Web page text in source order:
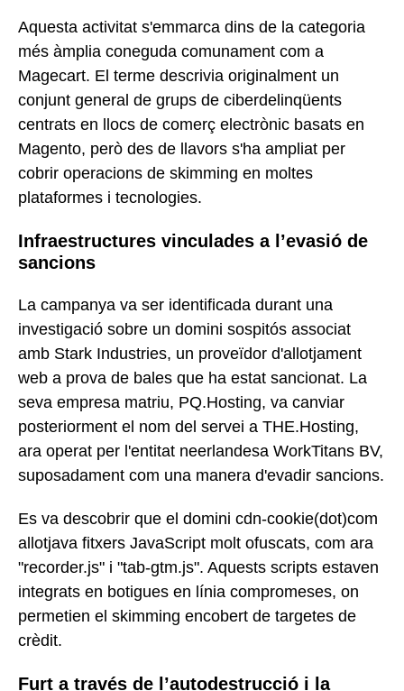
Aquesta activitat s'emmarca dins de la categoria
més àmplia coneguda comunament com a
Magecart. El terme descrivia originalment un
conjunt general de grups de ciberdelinqüents
centrats en llocs de comerç electrònic basats en
Magento, però des de llavors s'ha ampliat per
cobrir operacions de skimming en moltes
plataformes i tecnologies.
Infraestructures vinculades a l’evasió de
sancions
La campanya va ser identificada durant una
investigació sobre un domini sospitós associat
amb Stark Industries, un proveïdor d'allotjament
web a prova de bales que ha estat sancionat. La
seva empresa matriu, PQ.Hosting, va canviar
posteriorment el nom del servei a THE.Hosting,
ara operat per l'entitat neerlandesa WorkTitans BV,
suposadament com una manera d'evadir sancions.
Es va descobrir que el domini cdn-cookie(dot)com
allotjava fitxers JavaScript molt ofuscats, com ara
"recorder.js" i "tab-gtm.js". Aquests scripts estaven
integrats en botigues en línia compromeses, on
permetien el skimming encobert de targetes de
crèdit.
Furt a través de l’autodestrucció i la